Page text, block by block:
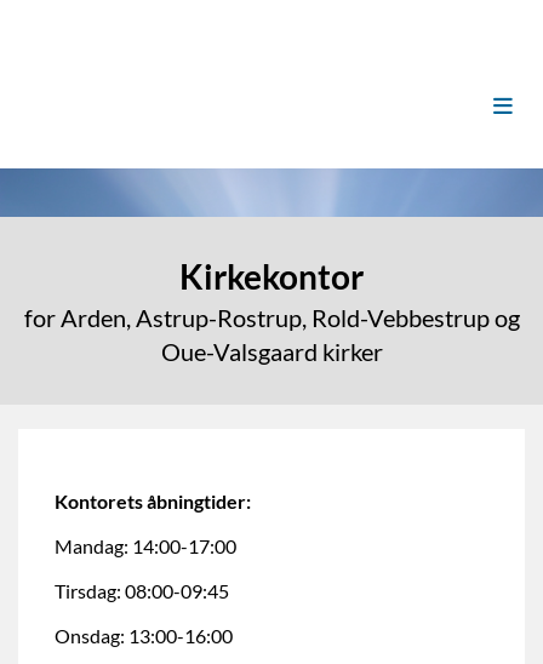
Kirkekontor
for Arden, Astrup-Rostrup, Rold-Vebbestrup og
Oue-Valsgaard kirker
Kontorets åbningtider:
Mandag: 14:00-17:00
Tirsdag: 08:00-09:45
Onsdag: 13:00-16:00